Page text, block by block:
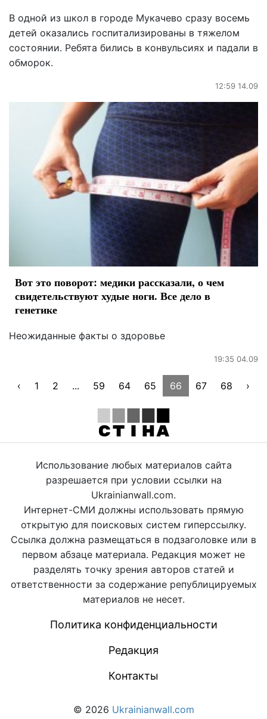
В одной из школ в городе Мукачево сразу восемь
детей оказались госпитализированы в тяжелом
состоянии. Ребята бились в конвульсиях и падали в
обморок.
12:59 14.09
Вот это поворот: медики рассказали, о чем
свидетельствуют худые ноги. Все дело в
генетике
Неожиданные факты о здоровье
19:35 04.09
‹ 1 2 ... 59 64 65 66 67 68 ›
Использование любых материалов сайта
разрешается при условии ссылки на
Ukrainianwall.com.
Интернет-СМИ должны использовать прямую
открытую для поисковых систем гиперссылку.
Ссылка должна размещаться в подзаголовке или в
первом абзаце материала. Редакция может не
разделять точку зрения авторов статей и
ответственности за содержание републицируемых
материалов не несет.
Политика конфиденциальности
Редакция
Контакты
© 2026 Ukrainianwall.com